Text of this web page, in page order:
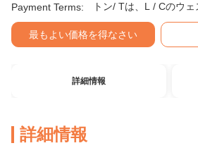
Payment Terms: トン/ Tは、L / Cのウ
最もよい価格を得なさい
詳細情報
詳細情報